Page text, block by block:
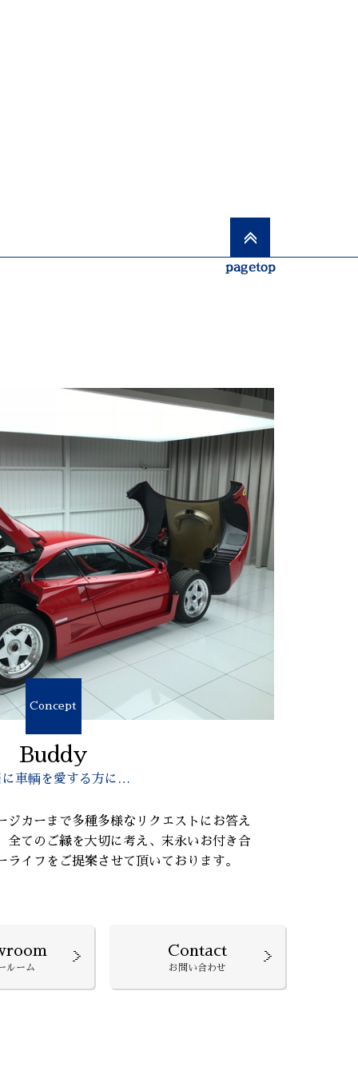
Concept
Buddy
に車輌を愛する方に…
ジカーまで多種多様なリクエストにお答え
全てのご縁を大切に考え、末永いお付き合
ライフをご提案させて頂いております。
ルーム
Contact
お問い合わせ